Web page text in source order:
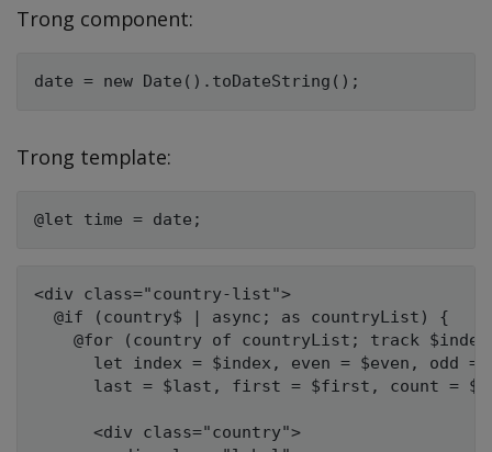
Trong component:
Trong template:
<div class="country-list">
  @if (country$ | async; as countryList) {
@for (country of countryList; track
let index = $index, even = $even, odd =
last = $last, first = $first, count =
      <div class="country">